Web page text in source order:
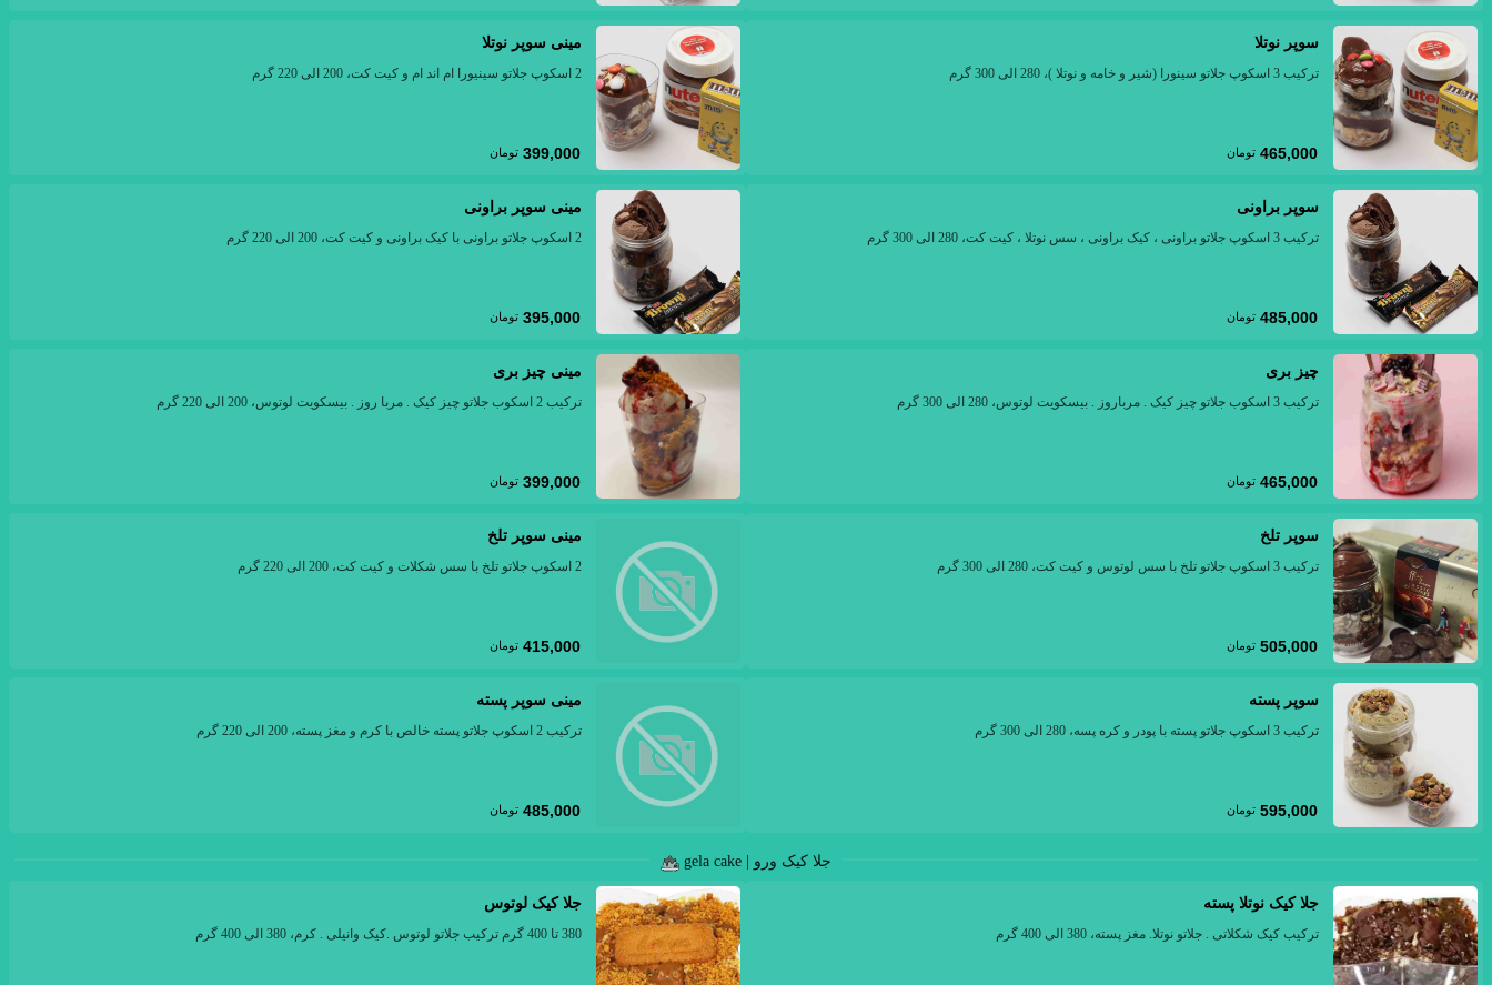
سوپر نوتلا
ترکیب 3 اسکوپ جلاتو سینورا (شیر و خامه و نوتلا )، 280 الی 300 گرم
465,000 تومان
مینی سوپر نوتلا
2 اسکوپ جلاتو سینیورا ام اند ام و کیت کت، 200 الی 220 گرم
399,000 تومان
سوپر براونی
ترکیب 3 اسکوپ جلاتو براونی ، کیک براونی ، سس نوتلا ، کیت کت، 280 الی 300 گرم
485,000 تومان
مینی سوپر براونی
2 اسکوپ جلاتو براونی با کیک براونی و کیت کت، 200 الی 220 گرم
395,000 تومان
چیز بری
ترکیب 3 اسکوب جلاتو چیز کیک . مرباروز . بیسکویت لوتوس، 280 الی 300 گرم
465,000 تومان
مینی چیز بری
ترکیب 2 اسکوب جلاتو چیز کیک . مربا روز . بیسکویت لوتوس، 200 الی 220 گرم
399,000 تومان
سوپر تلخ
ترکیب 3 اسکوپ جلاتو تلخ با سس لوتوس و کیت کت، 280 الی 300 گرم
505,000 تومان
مینی سوپر تلخ
2 اسکوپ جلاتو تلخ با سس شکلات و کیت کت، 200 الی 220 گرم
415,000 تومان
سوپر پسته
ترکیب 3 اسکوپ جلاتو پسته با پودر و کره پسه، 280 الی 300 گرم
595,000 تومان
مینی سوپر پسته
ترکیب 2 اسکوپ جلاتو پسته خالص با کرم و مغز پسته، 200 الی 220 گرم
485,000 تومان
جلا کیک ورو | gela cake
جلا کیک نوتلا پسته
ترکیب کیک شکلاتی . جلاتو نوتلا. مغز پسته، 380 الی 400 گرم
جلا کیک لوتوس
380 تا 400 گرم ترکیب جلاتو لوتوس .کیک وانیلی . کرم، 380 الی 400 گرم